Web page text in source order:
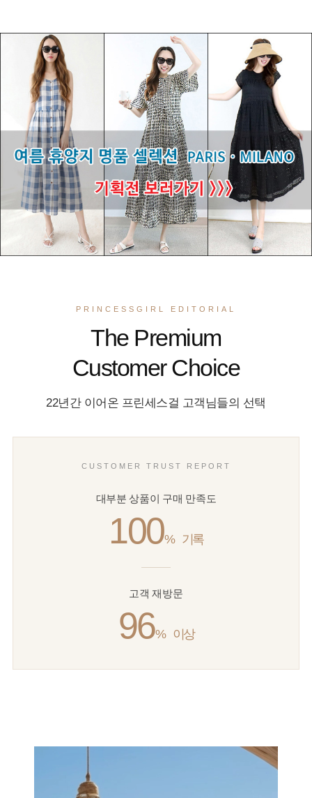
PRINCESSGIRL EDITORIAL
The Premium
Customer Choice
22년간 이어온 프린세스걸 고객님들의 선택
CUSTOMER TRUST REPORT
대부분 상품이 구매 만족도
100% 기록
고객 재방문
96% 이상